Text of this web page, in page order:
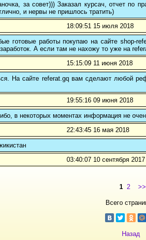
за совет))) Заказал курсач, отчет по
и нервы не пришлось тратить)
18:09:51 15 июля 2018
готовые работы покупаю на сайте shop-
А если там не нахожу то уже на
15:15:09 11 июня 2018
На сайте referat.gq вам сделают любой
19:55:16 09 июня 2018
в некоторых моментах информация не
22:43:45 16 мая 2018
03:40:07 10 сентября 2017
1 2 >>
Всего
Назад